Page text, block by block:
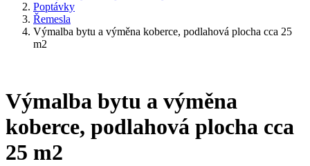
Poptávky
Řemesla
Výmalba bytu a výměna koberce, podlahová plocha cca 25
m2
Výmalba bytu a výměna
koberce, podlahová plocha cca
25 m2